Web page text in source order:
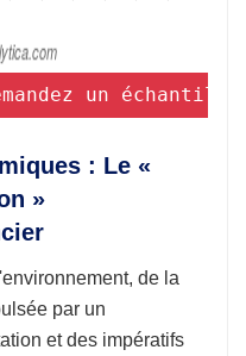
un
: Le «
»
de la
par un
et des impératifs